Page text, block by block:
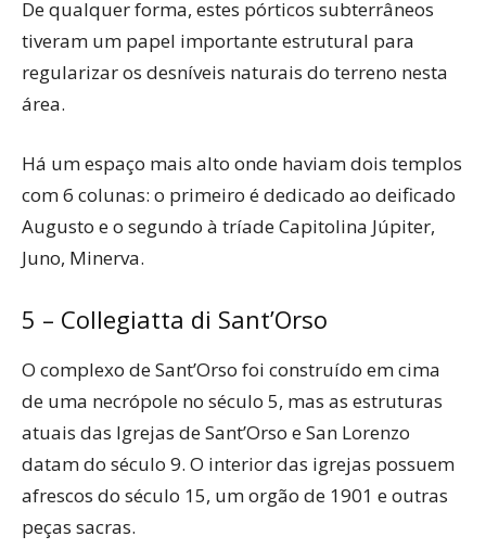
De qualquer forma, estes pórticos subterrâneos
tiveram um papel importante estrutural para
regularizar os desníveis naturais do terreno nesta
área.
Há um espaço mais alto onde haviam dois templos
com 6 colunas: o primeiro é dedicado ao deificado
Augusto e o segundo à tríade Capitolina Júpiter,
Juno, Minerva.
5 – Collegiatta di Sant’Orso
O complexo de Sant’Orso foi construído em cima
de uma necrópole no século 5, mas as estruturas
atuais das Igrejas de Sant’Orso e San Lorenzo
datam do século 9. O interior das igrejas possuem
afrescos do século 15, um orgão de 1901 e outras
peças sacras.